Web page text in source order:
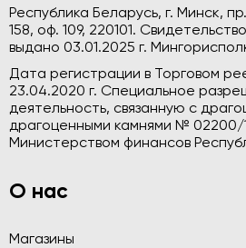
Республика Беларусь, г. Минск,
158, оф. 109, 220101.
выдано 03.01.2025 г.
Дата регистрации в Торговом
23.04.2020 г. Специальное
деятельность, связанную с
драгоценными камнями № 02200/
Министерством финансов
О нас
Магазины